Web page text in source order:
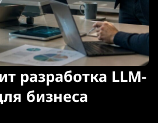
разработка LLM-
бизнеса